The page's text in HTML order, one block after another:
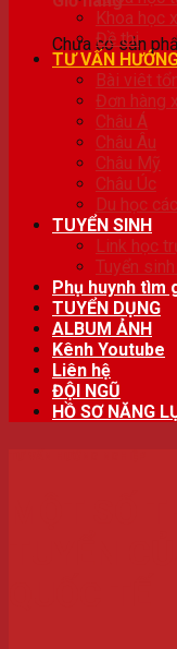
Chưa có sản
Khoa học
Đề thi
TƯ VẤN
Bài viêt
Đơn hàng
Châu Á
Châu Âu
Châu Mỹ
Châu Úc
Du học
TUYỂN SINH
Link học
Tuyển
Phụ huynh tìm
TUYỂN DỤNG
ALBUM ẢNH
Kênh Youtube
Liên hệ
ĐỘI NGŨ
HỒ SƠ NĂNG